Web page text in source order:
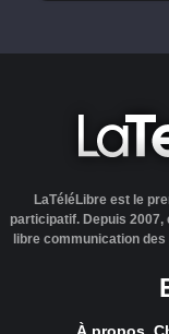
LaTéléLibre est le
participatif. Depuis
libre communication